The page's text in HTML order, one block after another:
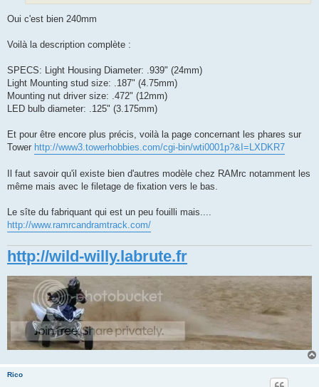
Oui c'est bien 240mm
Voilà la description complète :
SPECS: Light Housing Diameter: .939" (24mm)
Light Mounting stud size: .187" (4.75mm)
Mounting nut driver size: .472" (12mm)
LED bulb diameter: .125" (3.175mm)
Et pour être encore plus précis, voilà la page concernant les phares sur
Tower http://www3.towerhobbies.com/cgi-bin/wti0001p?&I=LXDKR7
Il faut savoir qu'il existe bien d'autres modèle chez RAMrc notamment les
même mais avec le filetage de fixation vers le bas.
Le sîte du fabriquant qui est un peu fouilli mais....
http://www.ramrcandramtrack.com/
http://wild-willy.labrute.fr
Rico